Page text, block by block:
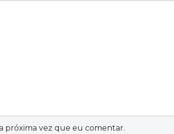
próxima vez que eu comentar.